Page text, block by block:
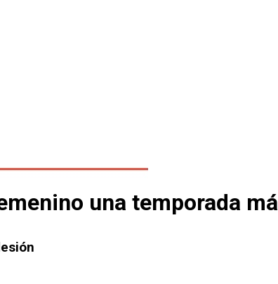
una temporada